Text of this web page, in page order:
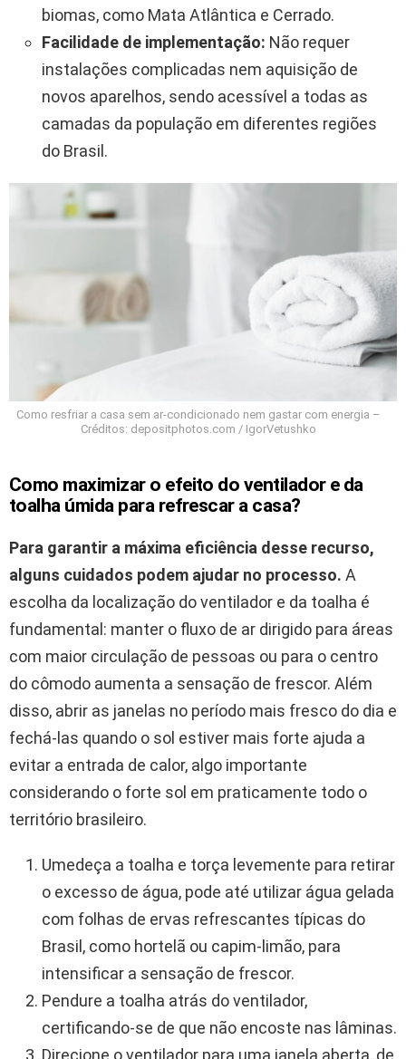
biomas, como Mata Atlântica e Cerrado.
Facilidade de implementação: Não requer
instalações complicadas nem aquisição de
novos aparelhos, sendo acessível a todas as
camadas da população em diferentes regiões
do Brasil.
Como resfriar a casa sem ar-condicionado nem gastar com energia –
Créditos: depositphotos.com / IgorVetushko
Como maximizar o efeito do ventilador e da
toalha úmida para refrescar a casa?
Para garantir a máxima eficiência desse recurso,
alguns cuidados podem ajudar no processo. A
escolha da localização do ventilador e da toalha é
fundamental: manter o fluxo de ar dirigido para áreas
com maior circulação de pessoas ou para o centro
do cômodo aumenta a sensação de frescor. Além
disso, abrir as janelas no período mais fresco do dia e
fechá-las quando o sol estiver mais forte ajuda a
evitar a entrada de calor, algo importante
considerando o forte sol em praticamente todo o
território brasileiro.
Umedeça a toalha e torça levemente para retirar
o excesso de água, pode até utilizar água gelada
com folhas de ervas refrescantes típicas do
Brasil, como hortelã ou capim-limão, para
intensificar a sensação de frescor.
Pendure a toalha atrás do ventilador,
certificando-se de que não encoste nas lâminas.
Direcione o ventilador para uma janela aberta, de